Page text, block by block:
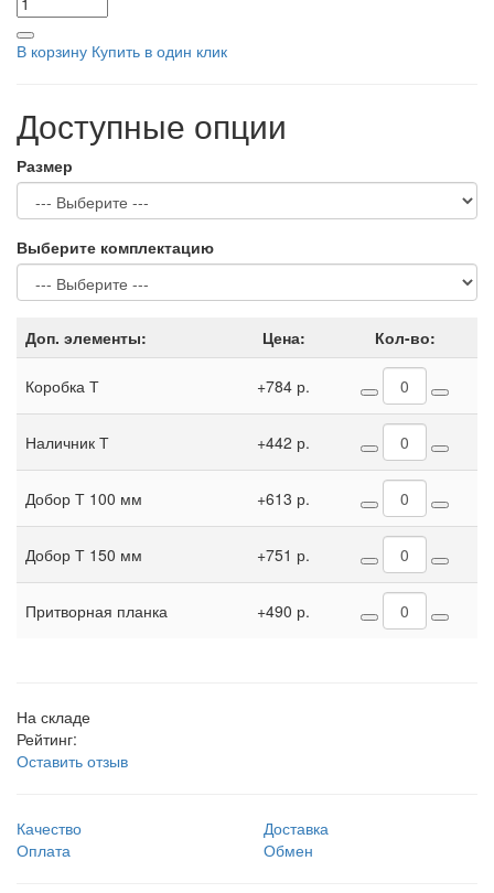
В корзину Купить в один клик
Доступные опции
Размер
Выберите комплектацию
Доп. элементы: Цена: Кол-во:
Коробка Т +784 р.
Наличник Т +442 р.
Добор Т 100 мм +613 р.
Добор Т 150 мм +751 р.
Притворная планка +490 р.
На складе
Рейтинг:
Оставить отзыв
Качество
Доставка
Оплата
Обмен